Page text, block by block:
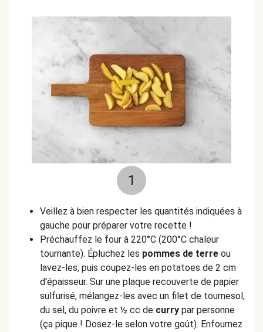
1
Veillez à bien respecter les quantités indiquées à
gauche pour préparer votre recette !
Préchauffez le four à 220°C (200°C chaleur
tournante). Épluchez les pommes de terre ou
lavez-les, puis coupez-les en potatoes de 2 cm
d'épaisseur. Sur une plaque recouverte de papier
sulfurisé, mélangez-les avec un filet de tournesol,
du sel, du poivre et ½ cc de curry par personne
(ça pique ! Dosez-le selon votre goût). Enfournez